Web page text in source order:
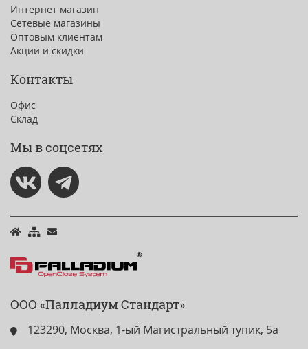
Интернет магазин
Сетевые магазины
Оптовым клиентам
Акции и скидки
Контакты
Офис
Склад
Мы в соцсетях
ООО «Палладиум Стандарт»
123290, Москва, 1-ый Магистральный тупик, 5а